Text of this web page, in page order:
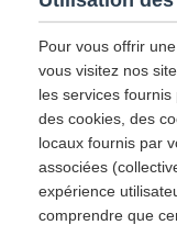
Pour vous offrir
vous visitez nos
les services
des cookies, des
locaux fournis par
associées
expérience
comprendre que